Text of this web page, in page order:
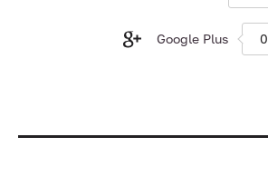
Google Plus 0